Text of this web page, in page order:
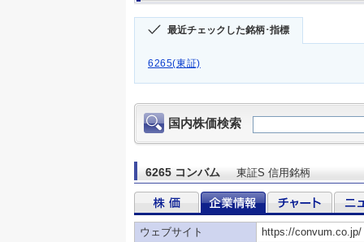
最近チェックした銘柄･指標
6265(東証)